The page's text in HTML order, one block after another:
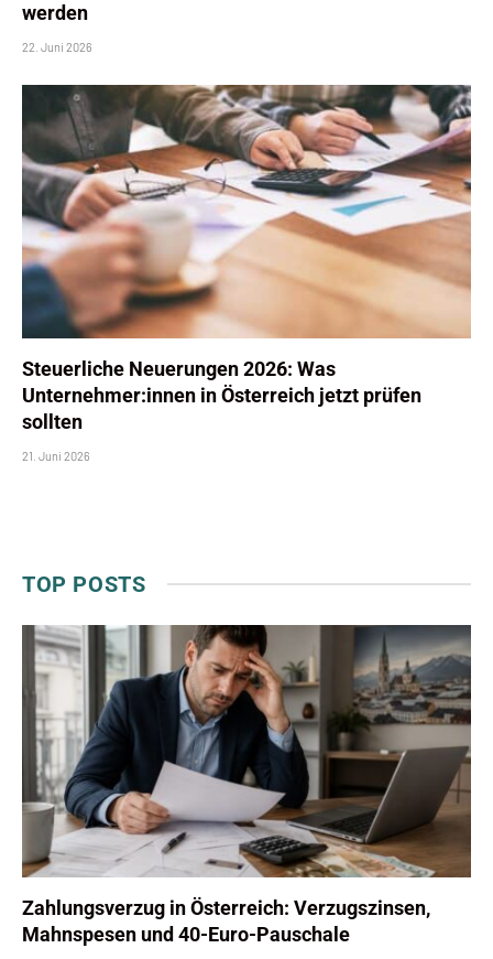
werden
22. Juni 2026
Steuerliche Neuerungen 2026: Was
Unternehmer:innen in Österreich jetzt prüfen
sollten
21. Juni 2026
TOP POSTS
Zahlungsverzug in Österreich: Verzugszinsen,
Mahnspesen und 40-Euro-Pauschale